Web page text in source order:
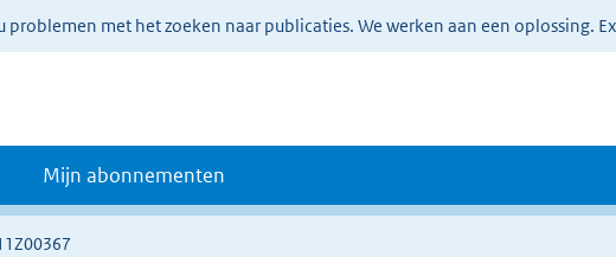
problemen met het zoeken naar publicaties. We werken aan een oplossing.
Mijn abonnementen